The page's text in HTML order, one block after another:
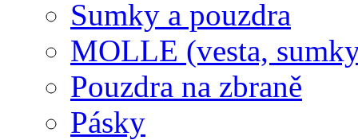
Sumky a pouzdra
MOLLE (vesta,
Pouzdra na zbraně
Pásky